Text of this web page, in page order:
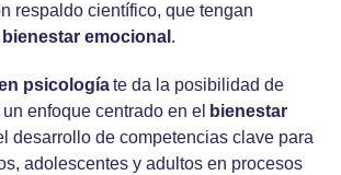
respaldo científico, que tengan
emocional .
psicologíate da la posibilidad de
enfoque centrado en el bienestar
desarrollo de competencias clave para
adolescentes y adultos en procesos